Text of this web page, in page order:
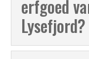
erfgoed
Lysefjord?